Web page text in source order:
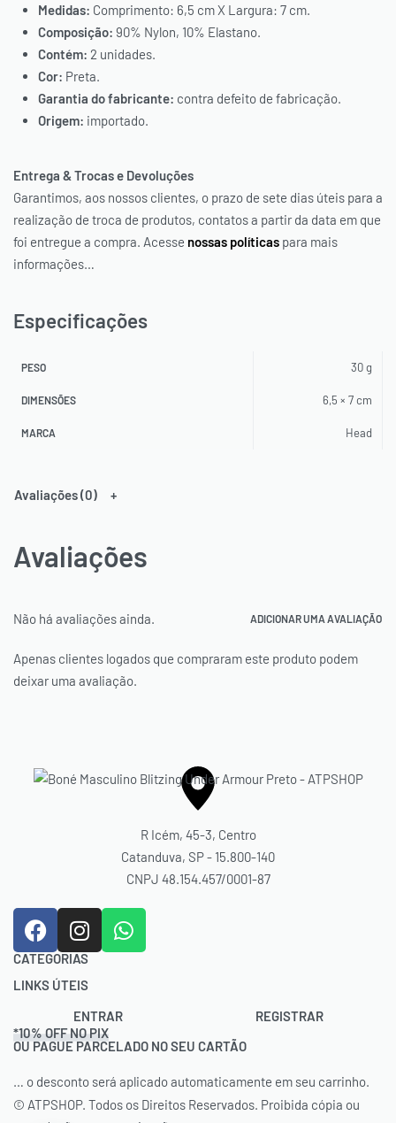
Medidas: Comprimento: 6,5 cm X Largura: 7 cm.
Composição: 90% Nylon, 10% Elastano.
Contém: 2 unidades.
Cor: Preta.
Garantia do fabricante: contra defeito de fabricação.
Origem: importado.
Entrega & Trocas e Devoluções
Garantimos, aos nossos clientes, o prazo de sete dias úteis para a
realização de troca de produtos, contatos a partir da data em que
foi entregue a compra. Acesse nossas políticas para mais
informações…
Especificações
PESO 30 g
DIMENSÕES 6,5 × 7 cm
MARCA Head
Avaliações (0)
Avaliações
Não há avaliações ainda. ADICIONAR UMA AVALIAÇÃO
Apenas clientes logados que compraram este produto podem
deixar uma avaliação.
R Icém, 45-3, Centro
Catanduva, SP - 15.800-140
CNPJ 48.154.457/0001-87
CATEGORIAS
Acessórios
Bolsas
Calçados
Cordas
Natação
LINKS ÚTEIS
Trocas e Devoluções
Política de Cookies (BR)
Termos e Condições
ENTRAR
REGISTRAR
*10% OFF NO PIX
OU PAGUE PARCELADO NO SEU CARTÃO
… o desconto será aplicado automaticamente em seu carrinho.
© ATPSHOP. Todos os Direitos Reservados. Proibida cópia ou